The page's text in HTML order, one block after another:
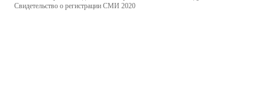
Свидетельство о регистрации СМИ 2020